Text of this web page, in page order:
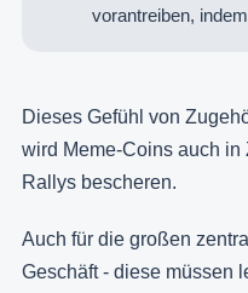
vorantreiben,
Dieses Gefühl von
wird Meme-Coins auch in
Rallys bescheren.
Auch für die großen
Geschäft - diese müssen